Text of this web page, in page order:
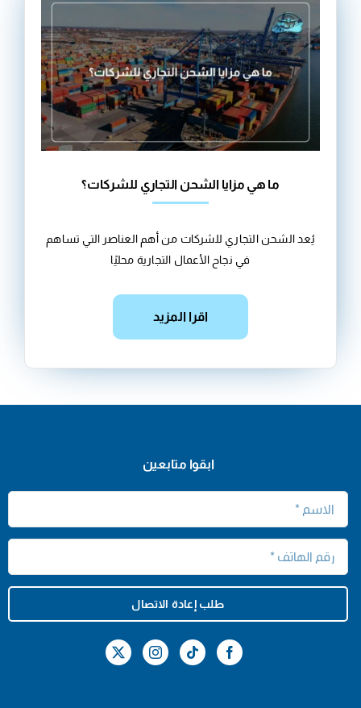
ما هي مزايا الشحن التجاري للشركات؟
يُعد الشحن التجاري للشركات من أهم العناصر التي تساهم
في نجاح الأعمال التجارية محليًا
اقرا المزيد
ابقوا متابعين
طلب إعادة الاتصال